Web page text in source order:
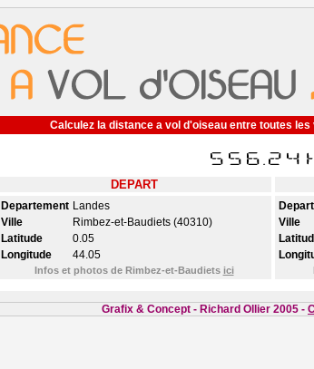
Calculez la distance a vol d'oiseau entre toutes les
DEPART
Departement Landes
Ville
Rimbez-et-Baudiets (40310)
Latitude
0.05
Longitude
44.05
Infos et photos de Rimbez-et-Baudiets ici
Ville
Grafix & Concept - Richard Ollier 2005 -